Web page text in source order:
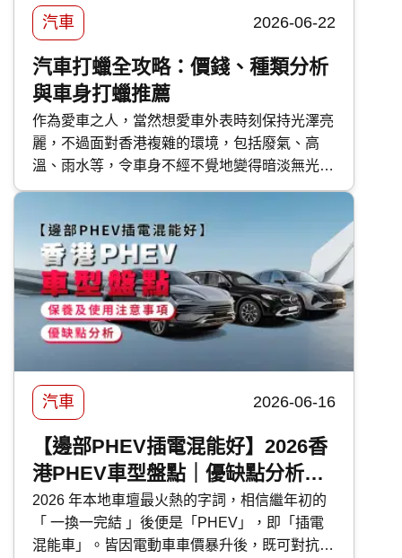
汽車 2026-06-22
汽車打蠟全攻略：價錢、種類分析
與車身打蠟推薦
作為愛車之人，當然想愛車外表時刻保持光澤亮
麗，不過面對香港複雜的環境，包括廢氣、高
溫、雨水等，令車身不經不覺地變得暗淡無光，
如果不及時打理保護，隨時會對車漆造成不可逆
選汽車打蠟。然而，坊間的汽車蠟種類繁多，價
錢由 DIY 的百多元，到汽車美容店的幾千元不
等，到底該如何選擇？傳統打蠟與近年流行的
汽車鍍膜 又有甚麼分別？ 快而保 為你一文看清
汽車打蠟的好處、種類、價錢比較及常見問題，
助你選出最適合愛車的護理方案！
汽車 2026-06-16
【邊部PHEV插電混能好】2026香
港PHEV車型盤點｜優缺點分析｜
保養及使用注意事項
2026 年本地車壇最火熱的字詞，相信繼年初的
「 一換一完結 」後便是「PHEV」，即「插電
混能車」。皆因電動車車價暴升後，既可對抗油